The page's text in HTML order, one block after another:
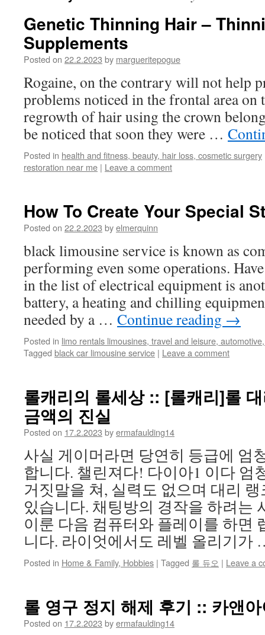
Genetic Thinning Hair –
Supplements
Posted on 22.2.2023 by margueritepogue
Rogaine, on the contrary will not help
problems noticed in the frontal area on
regrowth of hair using the crown
be noticed that soon they were …
Posted in health and fitness, beauty, hair loss, cosmetic surgery
restoration near me | Leave a comment
How To Create Your Special
Posted on 22.2.2023 byelmerquinn
black limousine service is known as
performing even some operations.
in the list of electrical equipment is
battery, a heating and chilling
needed by a … Continue reading →
Posted in limo rentals limousines, travel and leisure,
Tagged black car limousine service | Leave a comment
롤캐리의 롤세상 :: [롤캐리]롤
금액의 진실
Posted on 17.2.2023 byermafaulding14
사실 게이머라면 당연히 등급에 엄
합니다. 챌린져다! 다이아1 이다 엄
거짓말을 쳐, 실력도 없으며 대리
있습니다. 채팅방의 경작을 하려는
이룬 다음 컴퓨터와 플레이를 하면
니다. 라이엇에서도 레벨 올리기
Posted in Home & Family, Hobbies | Tagged 롤 듀오 | Leave a
롤 영구 정지 해제 후기 :: 카앤
Posted on 17.2.2023 byermafaulding14